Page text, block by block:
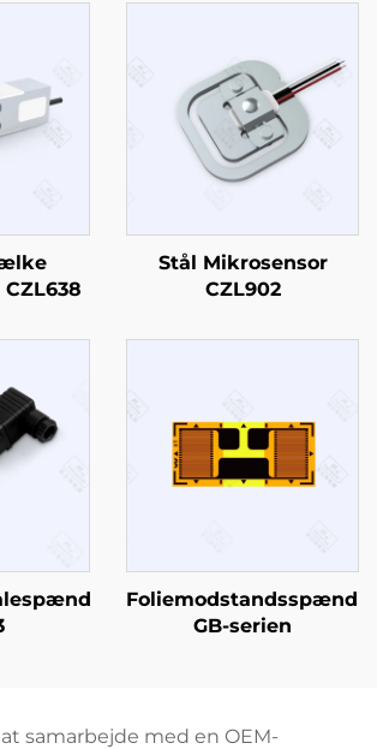
Stål Mikrosensor
CZL902
Transmitter
GB-serien
samarbejde med en OEM-